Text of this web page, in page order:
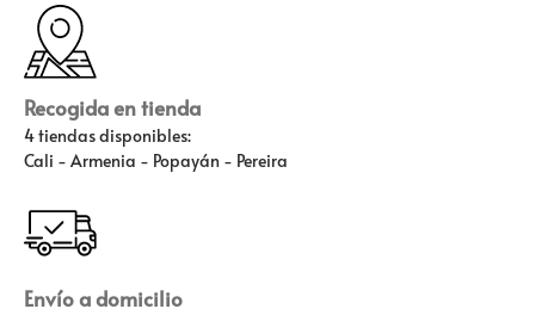
Recogida en tienda
4 tiendas disponibles:
Cali - Armenia - Popayán - Pereira
Envío a domicilio